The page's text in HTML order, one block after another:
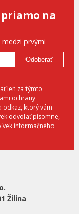
na
prvými
Odoberať
len za týmto
ochrany
odkaz, ktorý vám
odvolať písomne,
informačného
Žilina